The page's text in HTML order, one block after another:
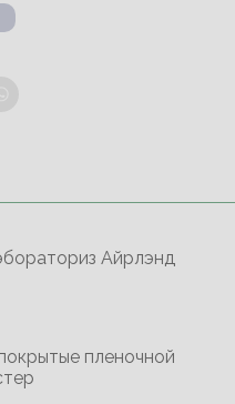
Айрлэнд
пленочной